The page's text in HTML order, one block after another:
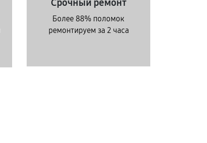
Срочный ремонт
Более 88% поломок
ремонтируем за 2 часа